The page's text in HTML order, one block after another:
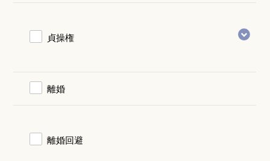
貞操権
離婚
離婚回避